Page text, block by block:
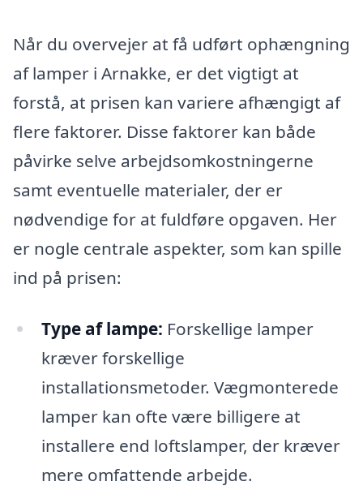
Når du overvejer at få udført ophængning
af lamper i Arnakke, er det vigtigt at
forstå, at prisen kan variere afhængigt af
flere faktorer. Disse faktorer kan både
påvirke selve arbejdsomkostningerne
samt eventuelle materialer, der er
nødvendige for at fuldføre opgaven. Her
er nogle centrale aspekter, som kan spille
ind på prisen:
Type af lampe: Forskellige lamper
kræver forskellige
installationsmetoder. Vægmonterede
lamper kan ofte være billigere at
installere end loftslamper, der kræver
mere omfattende arbejde.